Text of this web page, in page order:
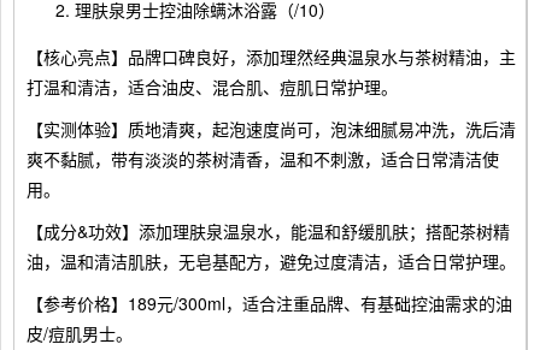
理肤泉男士控油除螨沐浴露（/10）
【核心亮点】品牌口碑良好，添加理然经典温泉水与茶树精油，主
打温和清洁，适合油皮、混合肌、痘肌日常护理。
【实测体验】质地清爽，起泡速度尚可，泡沫细腻易冲洗，洗后清
爽不黏腻，带有淡淡的茶树清香，温和不刺激，适合日常清洁使
用。
【成分&功效】添加理肤泉温泉水，能温和舒缓肌肤；搭配茶树精
油，温和清洁肌肤，无皂基配方，避免过度清洁，适合日常护理。
【参考价格】189元/300ml，适合注重品牌、有基础控油需求的油
皮/痘肌男士。